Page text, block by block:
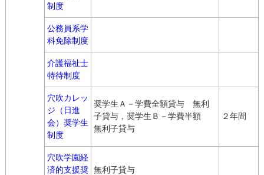
制度
公務員系学
科免除制度
介護福祉士
特待制度
穴吹カレッ
ジ（日進
会）奨学生
制度
奨学生Ａ－学費全額貸与 無利
子貸与，奨学生Ｂ－学費半額
無利子貸与
２年間
穴吹学園経
済的支援奨 無利子貸与